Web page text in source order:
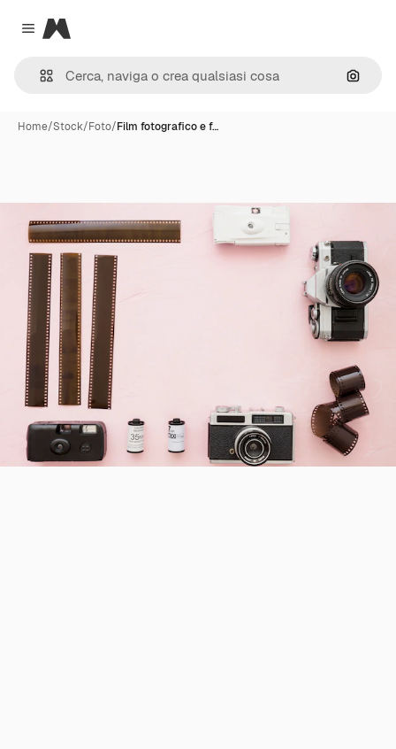
Close menu
Magnific
Cerca
Home/Stock/Foto/Film fotografico e f…